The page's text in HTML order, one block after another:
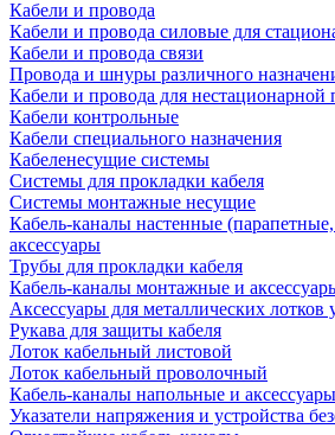
Кабели и провода
Кабели и провода силовые для
Кабели и провода связи
Провода и шнуры различного
Кабели и провода для нестационарной
Кабели контрольные
Кабели специального назначения
Кабеленесущие системы
Системы для прокладки кабеля
Системы монтажные несущие
Кабель-каналы настенные
аксессуары
Трубы для прокладки кабеля
Кабель-каналы монтажные и
Аксессуары для металлических лотков
Рукава для защиты кабеля
Лоток кабельный листовой
Лоток кабельный проволочный
Кабель-каналы напольные и аксессуары
Указатели напряжения и устройства